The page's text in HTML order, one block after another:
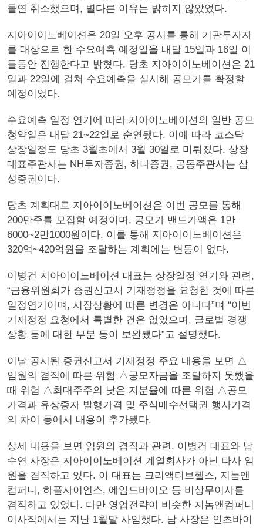
돌연 취소했으며, 별다른 이유는 밝히지 않았었다.
지아이이노베이션은 20일 오후 공시를 통해 기관투자자
를 대상으로 한 수요예측 예정일을 내달 15일과 16일 이
틀동안 진행한다고 밝혔다. 당초 지아이이노베이션은 21
일과 22일에 걸쳐 수요예측을 실시해 공모가를 확정할
예정이었다.
수요예측 일정 연기에 따라 지아이노베이션의 일반 공모
청약일은 내달 21~22일로 순연됐다. 이에 따라 코스닥
상장일정도 당초 3월초에서 3월 30일로 미뤄졌다. 상장
대표주관사는 NH투자증권, 하나증권, 공동주관사는 삼
성증권이다.
당초 계획대로 지아이이노베이션은 이번 공모를 통해
200만주를 모집할 예정이며, 공모가 밴드가액은 1만
6000~2만1000원이다. 이를 통해 지아이이노베이션은
320억~420억원을 조달하는 계획에는 변동이 없다.
이병건 지아이이노베이션 대표는 상장일정 연기와 관련,
“금융위원회가 증권신고서 기재정정을 요청한 것에 따른
일정연기이며, 시장상황에 따른 변경은 아니다”며 “이번
기재정정 요청에서 특별한 건은 없었으며, 글로벌 경쟁
상황 등에 대한 부분 등이 보완됐다”고 설명했다.
이날 공시된 증권신고서 기재정정 주요 내용을 보면 △
임원의 겸직에 따른 위험 △공모자금을 조달하지 못했을
때 위험 △최대주주의 낮은 지분율에 따른 위험 △공모
가격과 유상증자 발행가격 및 주식매수선택권 행사가격
의 차이 등에서 내용이 추가됐다.
상세 내용을 보면 임원의 겸직과 관련, 이병건 대표와 남
수연 사장은 지아이이노베이션 계열회사가 아닌 타사 임
원을 겸직하고 있다. 이 대표는 크리액티브헬스, 지놈앤
컴퍼니, 하플사이언스, 에임드바이오 등 비상무이사를
겸직하고 있었다. 다만 영업전략이 비슷한 지놈앤컴퍼니
이사직에서는 지난 1월말 사임했다. 남 사장은 인츠바이